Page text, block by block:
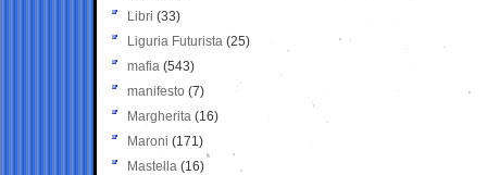
Libri (33)
Liguria Futurista (25)
mafia (543)
manifesto (7)
Margherita (16)
Maroni (171)
Mastella (16)